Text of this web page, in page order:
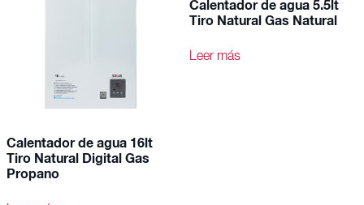
Calentador de agua 16lt
Tiro Natural Digital Gas
Propano
Calentador de agua 5.5lt
Tiro Natural Gas Natural
Leer más